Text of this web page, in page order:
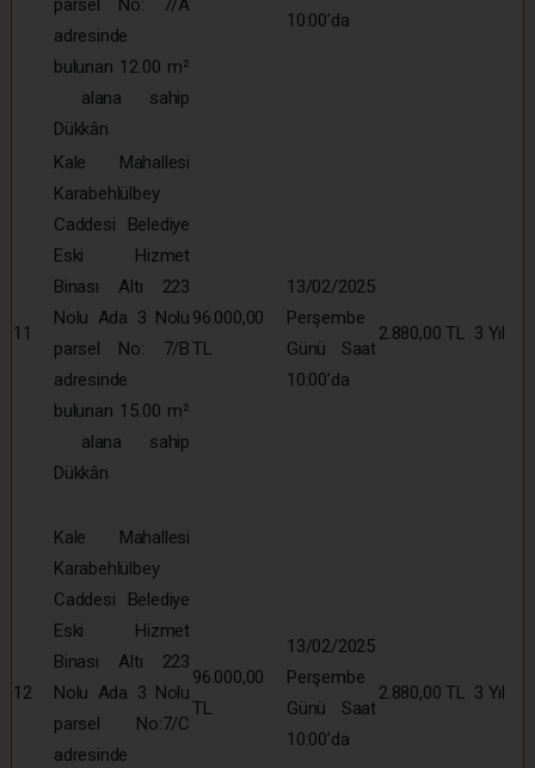
parsel No: 7/A
adresinde
bulunan 12.00 m²
alana sahip
Dükkân
10:00’da
11
Kale Mahallesi
Karabehlülbey
Caddesi Belediye
Eski Hizmet
Binası Altı 223
Nolu Ada 3 Nolu
parsel No: 7/B
adresinde
bulunan 15.00 m²
alana sahip
Dükkân
96.000,00
TL
13/02/2025
Perşembe
Günü Saat
10:00’da
2.880,00 TL 3 Yıl
12
Kale Mahallesi
Karabehlülbey
Caddesi Belediye
Eski Hizmet
Binası Altı 223
Nolu Ada 3 Nolu
parsel No:7/C
adresinde
96.000,00
TL
13/02/2025
Perşembe
Günü Saat
10:00’da
2.880,00 TL 3 Yıl